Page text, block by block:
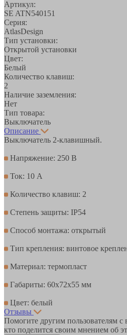
Артикул:
SE ATN540151
Серия:
AtlasDesign
Тип установки:
Открытой установки
Цвет:
Белый
Количество клавиш:
2
Наличие заземления:
Нет
Тип товара:
Выключатель
Описание
Выключатель 2-клавишный.
Напряжение: 250 В
Ток: 10 А
Количество клавиш: 2
Степень защиты: IP54
Способ монтажа: открытый
Тип крепления: винтовое
Материал: термопласт
Габариты: 60х72х55 мм
Цвет: белый
Отзывы
Помогите другим пользователям
кто поделится своим мнением об